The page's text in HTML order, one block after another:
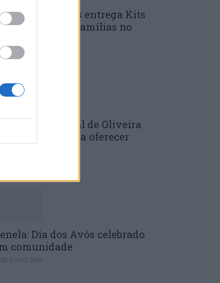
de Góis entrega Kits
Comunitários às famílias no
DE JULHO, 2026
Câmara Municipal de Oliveira
do Hospital volta a oferecer
Dia dos Avós celebrado
comunidade
JULHO, 2026